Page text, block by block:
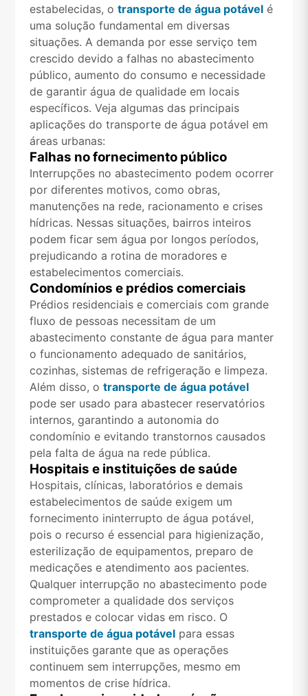
estabelecidas, o transporte de água potávelé
uma solução fundamental em diversas
situações. A demanda por esse serviço tem
crescido devido a falhas no abastecimento
público, aumento do consumo e necessidade
de garantir água de qualidade em locais
específicos. Veja algumas das principais
aplicações do transporte de água potável em
áreas urbanas:
Falhas no fornecimento público
Interrupções no abastecimento podem ocorrer
por diferentes motivos, como obras,
manutenções na rede, racionamento e crises
hídricas. Nessas situações, bairros inteiros
podem ficar sem água por longos períodos,
prejudicando a rotina de moradores e
estabelecimentos comerciais.
Condomínios e prédios comerciais
Prédios residenciais e comerciais com grande
fluxo de pessoas necessitam de um
abastecimento constante de água para manter
o funcionamento adequado de sanitários,
cozinhas, sistemas de refrigeração e limpeza.
Além disso, o transporte de água potável
pode ser usado para abastecer reservatórios
internos, garantindo a autonomia do
condomínio e evitando transtornos causados
pela falta de água na rede pública.
Hospitais e instituições de saúde
Hospitais, clínicas, laboratórios e demais
estabelecimentos de saúde exigem um
fornecimento ininterrupto de água potável,
pois o recurso é essencial para higienização,
esterilização de equipamentos, preparo de
medicações e atendimento aos pacientes.
Qualquer interrupção no abastecimento pode
comprometer a qualidade dos serviços
prestados e colocar vidas em risco. O
transporte de água potávelpara essas
instituições garante que as operações
continuem sem interrupções, mesmo em
momentos de crise hídrica.